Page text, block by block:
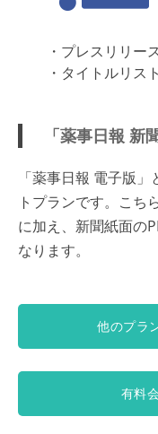
・プレスリリー
・タイトルリスト
「薬事日報 新
「薬事日報 電子版
トプランです。こち
に加え、新聞紙面の
なります。
他のプラ
有料